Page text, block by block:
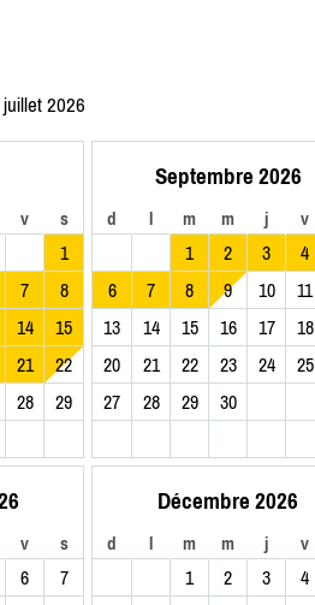
2026
v s
1
7
8
14
15
21
22
28
29
Septembre 2026
d l m m j v
1 2 3 4
6
7 8 9 10 11
13
14 15 16 17 18
20
21 22 23 24 25
27
28 29 30
v s
6
7
Décembre 2026
d l m m j v
1 2 3 4